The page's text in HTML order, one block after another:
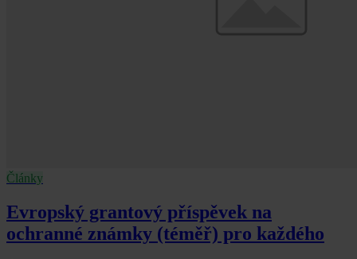
Články
Evropský grantový příspěvek na
ochranné známky (téměř) pro každého